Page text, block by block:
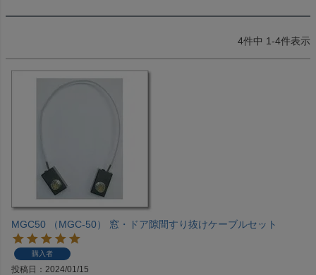
4件中 1-4件表示
MGC50 （MGC-50） 窓・ドア隙間すり抜けケーブルセット
購入者
投稿日 2024/01/15